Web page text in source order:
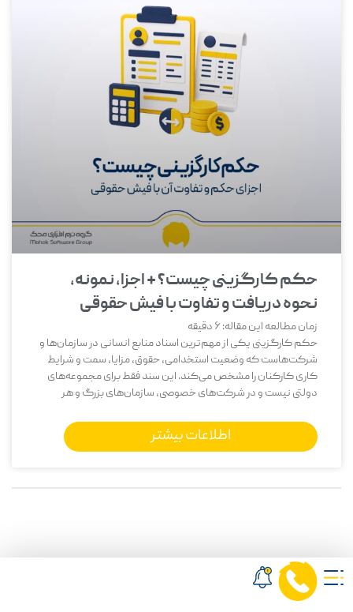
حکم کارگزینی چیست؟ + اجزا، نمونه،
نحوه دریافت و تفاوت با فیش حقوقی
زمان مطالعه این مقاله:6 دقیقه
حکم کارگزینی یکی از مهم‌ترین اسناد منابع انسانی در سازمان‌ها و
شرکت‌هاست که وضعیت استخدامی، حقوق، مزایا، سمت و شرایط
کاری کارکنان را مشخص می‌کند. این سند فقط برای مجموعه‌های
دولتی نیست و در شرکت‌های خصوصی، سازمان‌های بزرگ و هر
اطلاعات بیشتر